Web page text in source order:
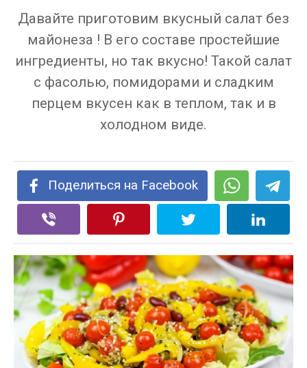
Давайте приготовим вкусный салат без
майонеза ! В его составе простейшие
ингредиенты, но так вкусно! Такой салат
с фасолью, помидорами и сладким
перцем вкусен как в теплом, так и в
холодном виде.
Поделиться на Facebook